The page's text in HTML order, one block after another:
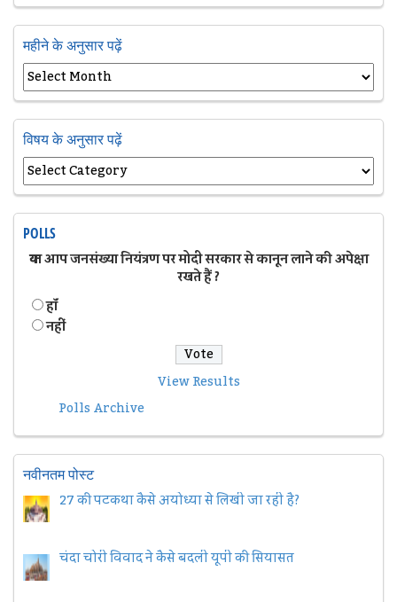
महीने के अनुसार पढ़ें
विषय के अनुसार पढ़ें
POLLS
क्या आप जनसंख्या नियंत्रण पर मोदी सरकार से कानून लाने की अपेक्षा
रखते हैं ?
हॉं
नहीं
View Results
Polls Archive
नवीनतम पोस्ट
27 की पटकथा कैसे अयोध्या से लिखी जा रही है?
चंदा चोरी विवाद ने कैसे बदली यूपी की सियासत